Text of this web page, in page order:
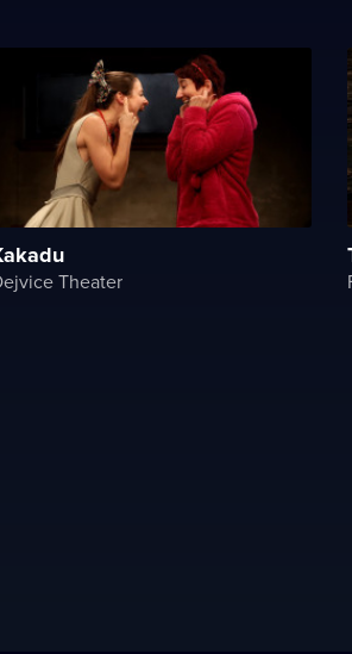
Theater